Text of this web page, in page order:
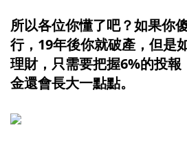
所以各位你懂了吧？如果你
行，19年後你就破產，但是
理財，只需要把握6%的投
金還會長大一點點。